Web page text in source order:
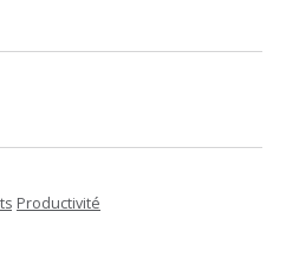
Productivité